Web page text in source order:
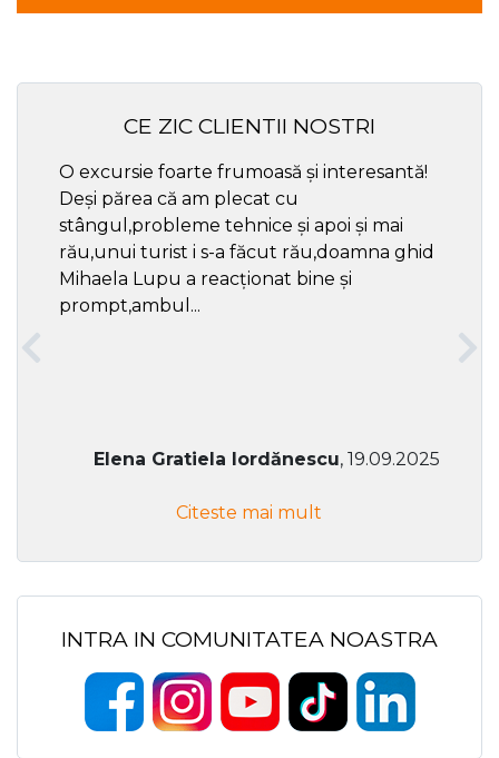
CE ZIC CLIENTII NOSTRI
O excursie foarte frumoasă și interesantă!
Deși părea că am plecat cu
stângul,probleme tehnice și apoi și mai
rău,unui turist i s-a făcut rău,doamna ghid
Mihaela Lupu a reacționat bine și
prompt,ambul...
Elena Gratiela Iordănescu, 19.09.2025
Citeste mai mult
INTRA IN COMUNITATEA NOASTRA